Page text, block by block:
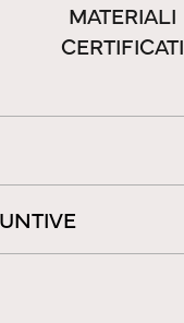
MATERIALI
CERTIFICATI